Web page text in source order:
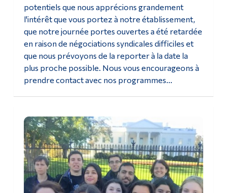
potentiels que nous apprécions grandement
l'intérêt que vous portez à notre établissement,
que notre journée portes ouvertes a été retardée
en raison de négociations syndicales difficiles et
que nous prévoyons de la reporter à la date la
plus proche possible. Nous vous encourageons à
prendre contact avec nos programmes...